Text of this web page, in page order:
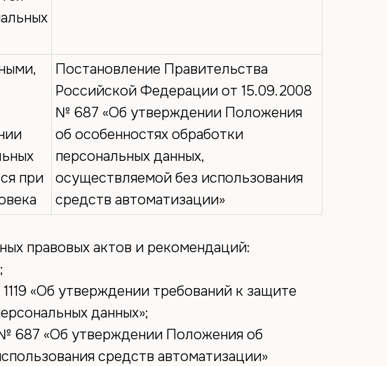
при
Постановление Правительства
Российской Федерации от 15.09.2008
№ 687 «Об утверждении Положения
об особенностях обработки
персональных данных,
осуществляемой без использования
средств автоматизации»
правовых актов и рекомендаций:
«Об утверждении требований к защите
данных»;
687 «Об утверждении Положения об
средств автоматизации»